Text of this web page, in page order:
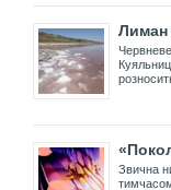
Лиман
Звична